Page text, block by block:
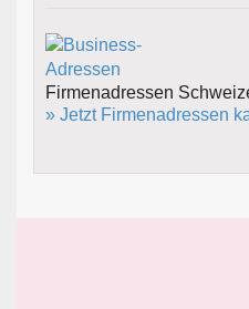
Firmenadressen
» Jetzt Firmenadressen